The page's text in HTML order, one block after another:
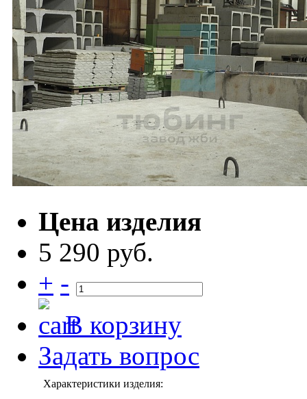
Цена изделия
5 290 руб.
+ -
В корзину
Задать вопрос
Характеристики изделия: